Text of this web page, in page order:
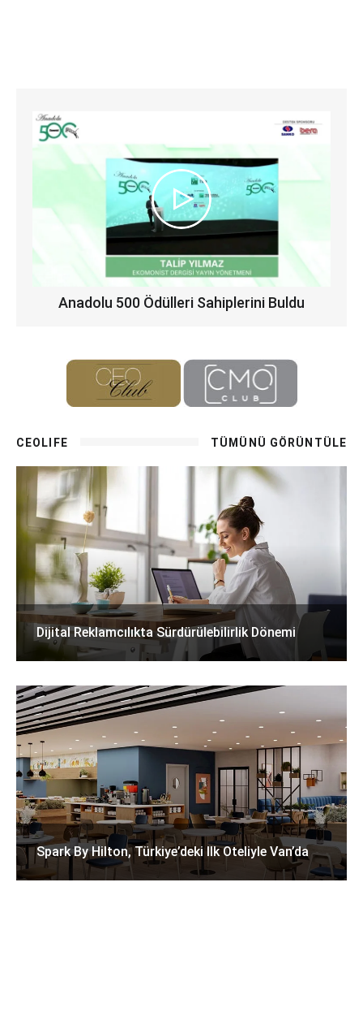
Anadolu 500 Ödülleri Sahiplerini Buldu
CEOLIFE TÜMÜNÜ GÖRÜNTÜLE
Dijital Reklamcılıkta Sürdürülebilirlik Dönemi
Spark By Hilton, Türkiye’deki Ilk Oteliyle Van’da